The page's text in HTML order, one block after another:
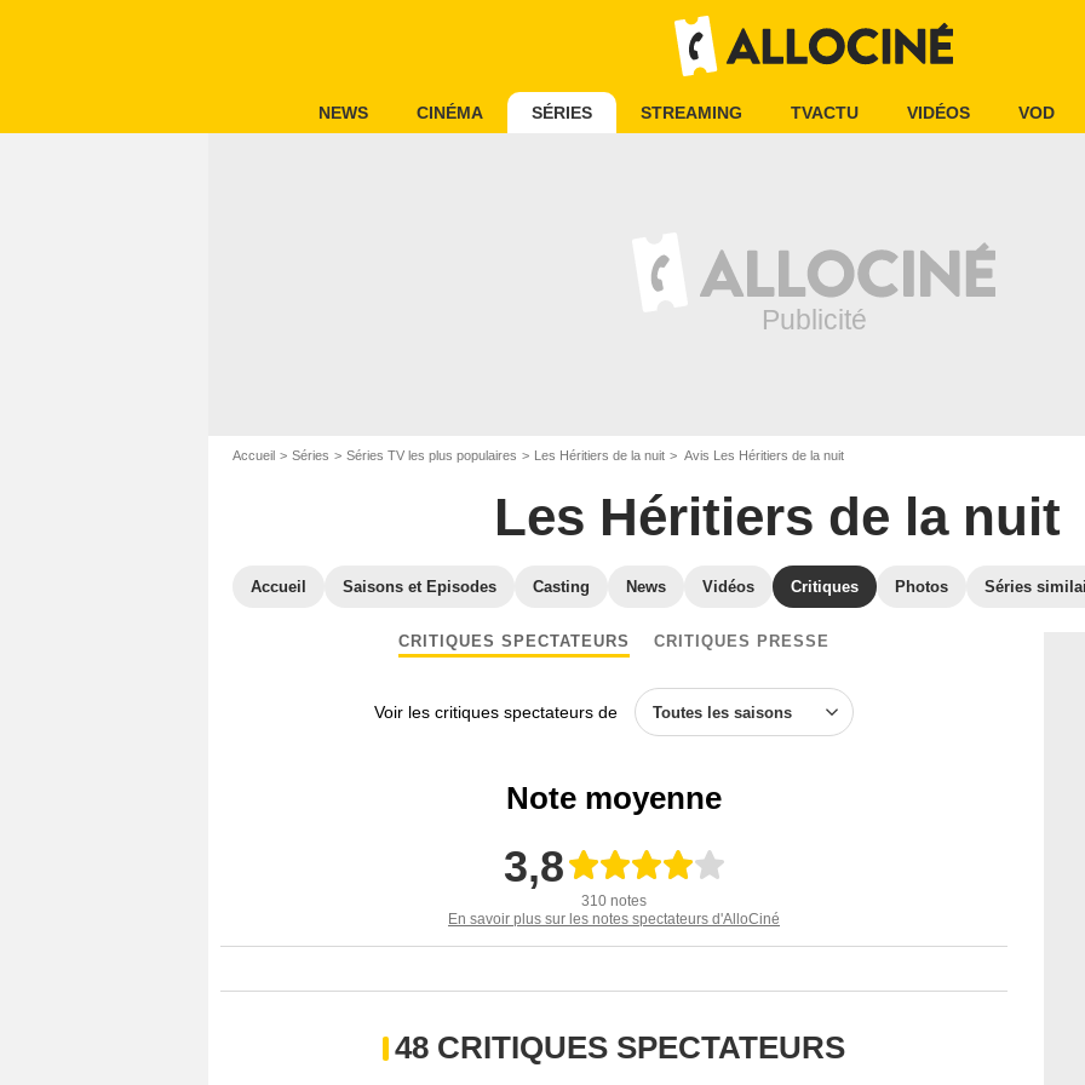
NEWS CINÉMA SÉRIES STREAMING TVACTU VIDÉOS VOD
Accueil Séries Séries TV les plus populaires Les Héritiers de la nuit Avis Les Héritiers de la nuit
Les Héritiers de la nuit
Accueil Saisons et Episodes Casting News Vidéos Critiques Photos Séries
CRITIQUES SPECTATEURS CRITIQUES PRESSE
Voir les critiques spectateurs de Toutes les saisons
Note moyenne
3,8
310 notes
En savoir plus sur les notes spectateurs d'AlloCiné
48 CRITIQUES SPECTATEURS